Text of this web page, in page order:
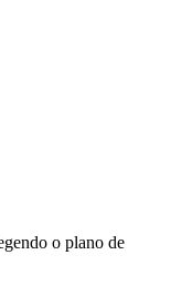
o plano de